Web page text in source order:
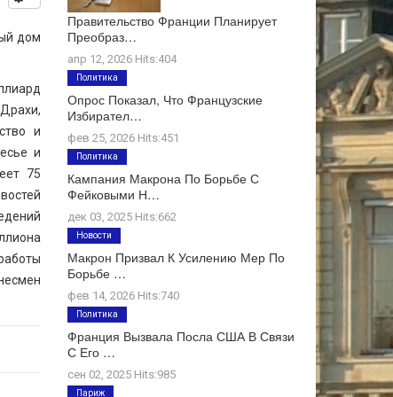
дом
и
и
75
Правительство Франции Планирует
Преобраз…
апр 12, 2026 Hits:404
Опрос Показал, Что Французские
Избирател…
фев 25, 2026 Hits:451
Политика
Кампания Макрона По Борьбе С
Фейковыми Н…
дек 03, 2025 Hits:662
Политика
Макрон Призвал К Усилению Мер По
Борьбе …
фев 14, 2026 Hits:740
Новости
Франция Вызвала Посла США В Связи
С Его …
сен 02, 2025 Hits:985
Политика
Париж